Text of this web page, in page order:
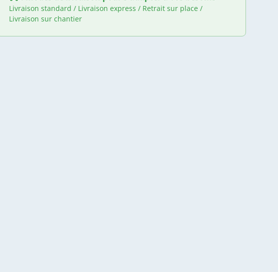
Livraison standard / Livraison express / Retrait sur place /
Livraison sur chantier